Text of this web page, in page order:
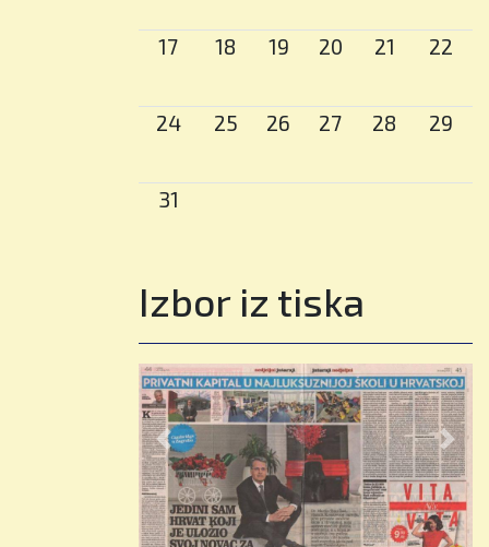
🌟 Pridružite se zajednici
potiče ambiciju i vodi
📢 Upisi su otvoreni.
obilazak škole ili online
sastanak s našim timom za
upise.
📍 Dedići 102, Zagreb
WEB:www.britishschool.hr
17 18 19 20 21 22
24 25 26 27 28 29
31
Izbor iz tiska
Previous